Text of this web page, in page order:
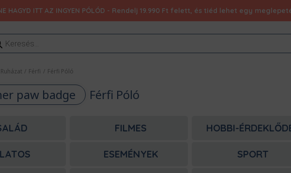
HAGYD ITT AZ INGYEN PÓLÓD - Rendelj 19.990 Ft felett, és tiéd lehet egy
Ruházat / Férfi / Férfi Póló
paw badge Férfi Póló
FILMES HOBBI-
ESEMÉNYEK SPORT